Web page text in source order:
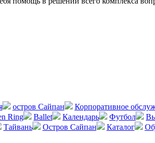
остров Сайпан
Корпоративное
Ring Ballet Календарь Футбол
Тайвань Остров Сайпан Каталог